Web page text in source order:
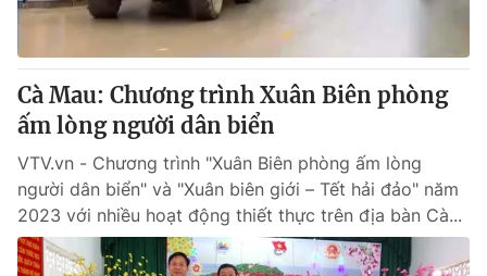
Cơ quan báo chí:Thời báo VTV
Giấy phép hoạt động báo in và báo điện tử số 483/GP-BTTTT
Tổng Biên tập:Vũ Thanh Thủy
Phó Tổng Biên tập:
Nguyễn Trọng Ninh
Tổng đài VTV:024.38 355 931 - 024.38 355 932
Ðiện thoại Thời báo VTV:024.66 897 897
Email:toasoan@vtv.vn
Cà Mau: Chương trình Xuân Biên phòng
ấm lòng người dân biển
VTV.vn - Chương trình "Xuân Biên phòng ấm lòng
người dân biển" và "Xuân biên giới – Tết hải đảo" năm
2023 với nhiều hoạt động thiết thực trên địa bàn Cà...